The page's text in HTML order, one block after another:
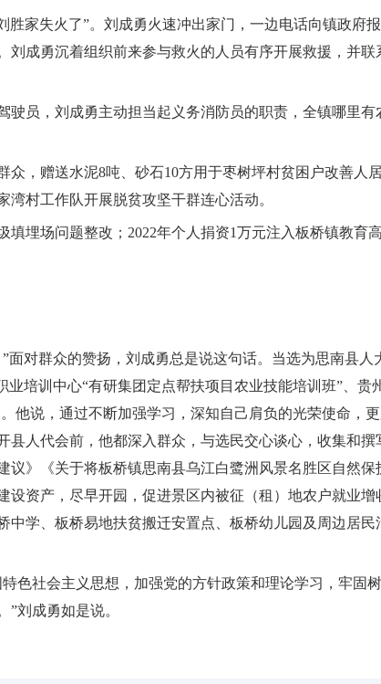
胜家失火了”。刘成勇火速冲出家门，一边电话向镇政府
成勇沉着组织前来参与救火的人员有序开展救援，并
驶员，刘成勇主动担当起义务消防员的职责，全镇哪里
众，赠送水泥8吨、砂石10方用于枣树坪村贫困户改善人
湾村工作队开展脱贫攻坚干群连心活动。
埋场问题整改；2022年个人捐资1万元注入板桥镇教育
面对群众的赞扬，刘成勇总是说这句话。当选为思南县
培训中心“有研集团定点帮扶项目农业技能培训班”、
他说，通过不断加强学习，深知自己肩负的光荣使命，
人代会前，他都深入群众，与选民交心谈心，收集和
》《关于将板桥镇思南县乌江白鹭洲风景名胜区自然
资产，尽早开园，促进景区内被征（租）地农户就业
学、板桥易地扶贫搬迁安置点、板桥幼儿园及周边居
色社会主义思想，加强党的方针政策和理论学习，牢固
刘成勇如是说。